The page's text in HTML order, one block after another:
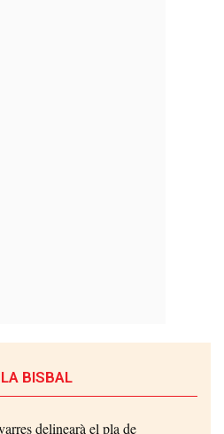
BISBAL
delinearà el pla de